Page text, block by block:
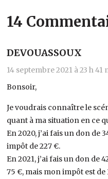
14
DEVOUASSOUX
14 septembre 2021 à 23 h 41
Bonsoir,
Je voudrais connaître le
quant à ma situation en ce
En 2020, j’ai fais un don de
impôt de 227 €.
En 2021, j’ai fais un don de
75 €, mais mon impôt est